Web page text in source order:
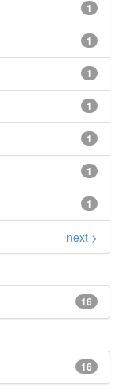
1
1
1
1
1
1
1
next >
16
16